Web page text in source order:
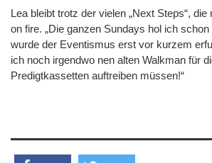
Lea bleibt trotz der vielen „Next Steps“, die
on fire. „Die ganzen Sundays hol ich
wurde der Eventismus erst vor kurzem
ich noch irgendwo nen alten Walkman für
Predigtkassetten auftreiben müssen!“